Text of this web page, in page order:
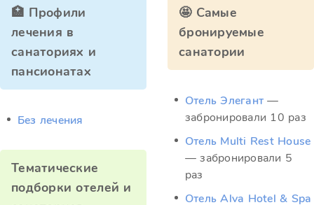
🏥 Профили
лечения в
санаториях и
пансионатах
Без лечения
Тематические
подборки отелей и
🤩 Самые
бронируемые
санатории
Отель Элегант —
забронировали 10 раз
Отель Multi Rest House
— забронировали 5
раз
Отель Alva Hotel & Spa